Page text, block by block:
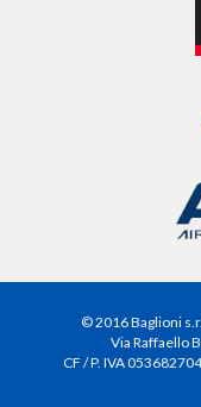
© 2016 Baglioni
Via Raffaello
CF / P. IVA